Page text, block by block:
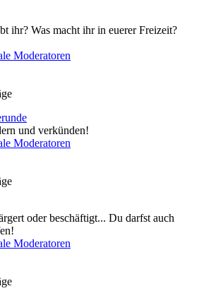
ihr? Was macht ihr in euerer Freizeit?
Moderatoren
und verkünden!
Moderatoren
oder beschäftigt... Du darfst auch
Moderatoren